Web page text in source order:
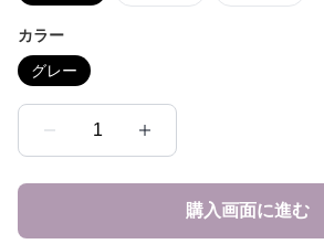
カラー
グレー
1
購入画面に進む